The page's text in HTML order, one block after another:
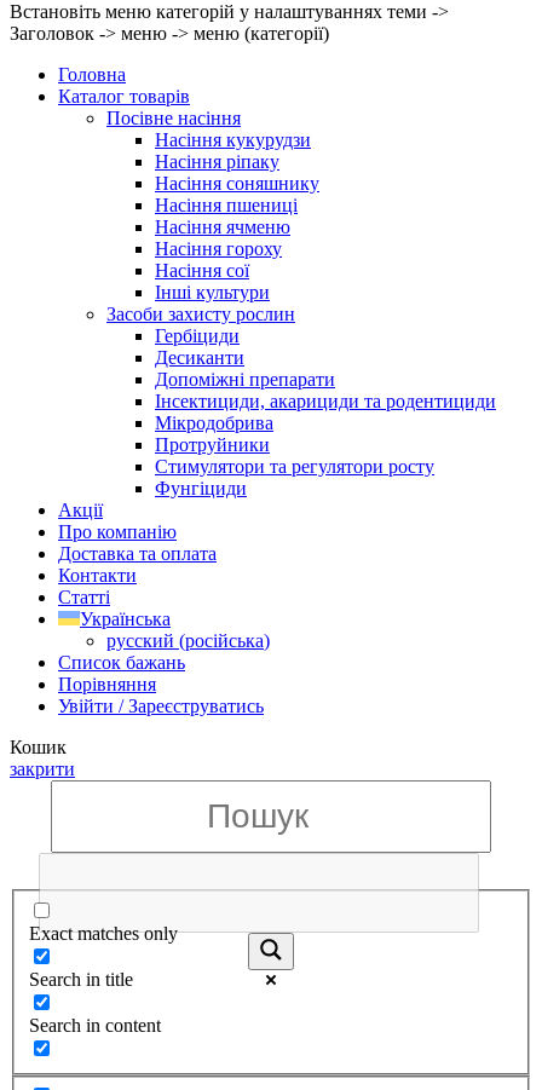
Встановіть меню категорій у налаштуваннях теми ->
Заголовок -> меню -> меню (категорії)
Головна
Каталог товарів
Посівне насіння
Насіння кукурудзи
Насіння ріпаку
Насіння соняшнику
Насіння пшениці
Насіння ячменю
Насіння гороху
Насіння сої
Інші культури
Засоби захисту рослин
Гербіциди
Десиканти
Допоміжні препарати
Інсектициди, акарициди та родентициди
Мікродобрива
Протруйники
Стимулятори та регулятори росту
Фунгіциди
Акції
Про компанію
Доставка та оплата
Контакти
Статті
Українська
русский (російська)
Список бажань
Порівняння
Увійти / Зареєструватись
Кошик
закрити
Exact matches only
Search in title
Search in content